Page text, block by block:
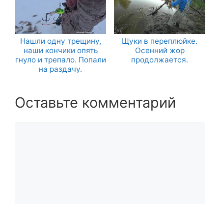
Нашли одну трещину,
наши кончики опять
гнуло и трепало. Попали
на раздачу.
Щуки в переплюйке.
Осенний жор
продолжается.
Оставьте комментарий